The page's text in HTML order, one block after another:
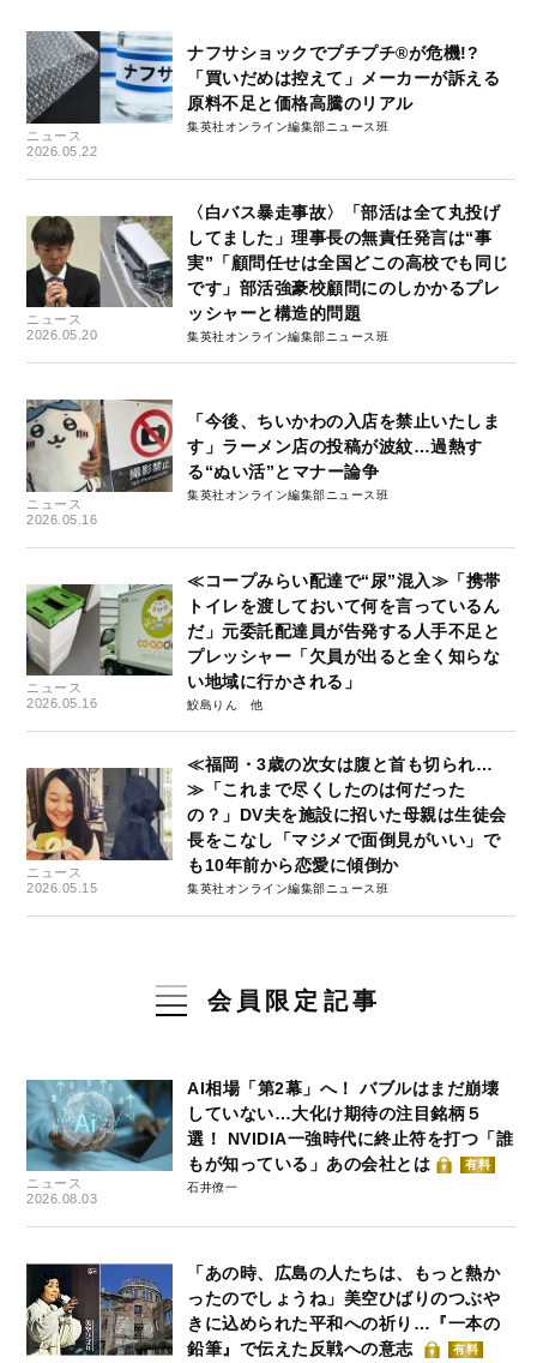
ニュース
2026.05.22
ナフサショックでプチプチ®が危機!?
「買いだめは控えて」メーカーが訴える
原料不足と価格高騰のリアル
集英社オンライン編集部ニュース班
ニュース
2026.05.20
〈白バス暴走事故〉「部活は全て丸投げ
してました」理事長の無責任発言は“事
実”「顧問任せは全国どこの高校でも同じ
です」部活強豪校顧問にのしかかるプレ
ッシャーと構造的問題
集英社オンライン編集部ニュース班
ニュース
2026.05.16
「今後、ちいかわの入店を禁止いたしま
す」ラーメン店の投稿が波紋…過熱す
る“ぬい活”とマナー論争
集英社オンライン編集部ニュース班
ニュース
2026.05.16
≪コープみらい配達で“尿”混⼊≫「携帯
トイレを渡しておいて何を言っているん
だ」元委託配達員が告発する人手不足と
プレッシャー「欠員が出ると全く知らな
い地域に行かされる」
鮫島りん
ニュース
2026.05.15
≪福岡・3歳の次女は腹と首も切られ…
≫「これまで尽くしたのは何だった
の？」DV夫を施設に招いた母親は生徒会
長をこなし「マジメで面倒見がいい」で
も10年前から恋愛に傾倒か
集英社オンライン編集部ニュース班
会員限定記事
ニュース
2026.08.03
AI相場「第2幕」へ！ バブルはまだ崩壊
していない…大化け期待の注目銘柄５
選！ NVIDIA一強時代に終止符を打つ「誰
もが知っている」あの会社とは
有料
石井僚一
「あの時、広島の人たちは、もっと熱か
ったのでしょうね」美空ひばりのつぶや
きに込められた平和への祈り…『一本の
鉛筆』で伝えた反戦への意志
有料